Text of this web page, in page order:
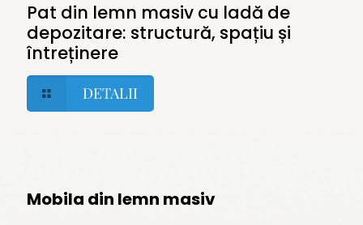
Pat din lemn masiv cu ladă de
depozitare: structură, spațiu și
întreținere
DETALII
Mobila din lemn masiv